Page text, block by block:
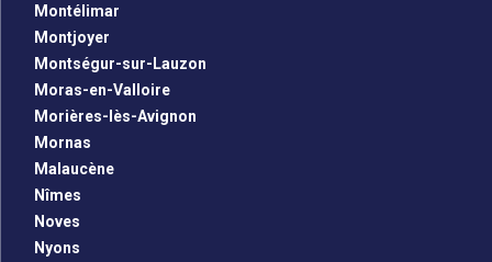
Montélimar
Montjoyer
Montségur-sur-Lauzon
Moras-en-Valloire
Morières-lès-Avignon
Mornas
Malaucène
Nîmes
Noves
Nyons